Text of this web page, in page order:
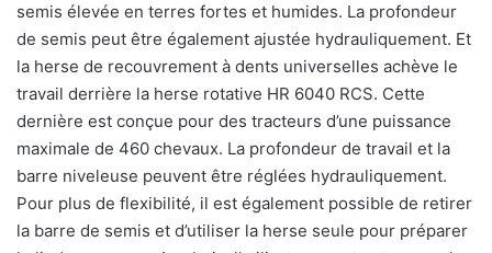
semis élevée en terres fortes et humides. La profondeur
de semis peut être également ajustée hydrauliquement. Et
la herse de recouvrement à dents universelles achève le
travail derrière la herse rotative HR 6040 RCS. Cette
dernière est conçue pour des tracteurs d’une puissance
maximale de 460 chevaux. La profondeur de travail et la
barre niveleuse peuvent être réglées hydrauliquement.
Pour plus de flexibilité, il est également possible de retirer
la barre de semis et d’utiliser la herse seule pour préparer